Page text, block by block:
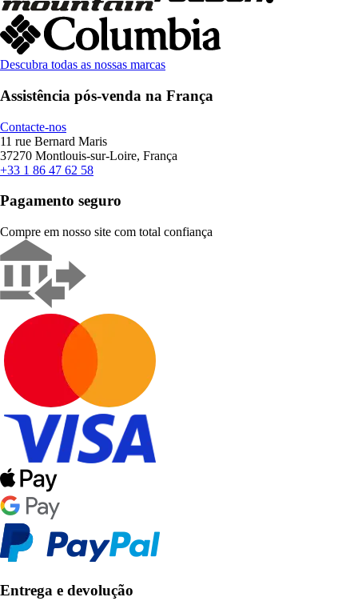
Descubra todas as nossas marcas
Assistência pós-venda na França
Contacte-nos
11 rue Bernard Maris
37270 Montlouis-sur-Loire, França
+33 1 86 47 62 58
Pagamento seguro
Compre em nosso site com total confiança
Entrega e devolução